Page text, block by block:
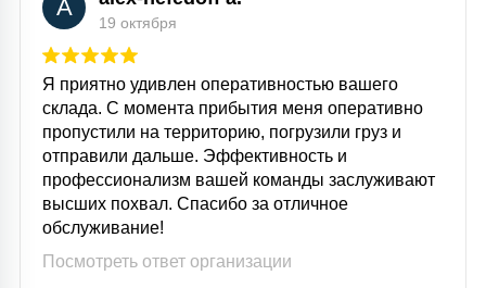
A
19 октября
Я приятно удивлен оперативностью вашего
склада. С момента прибытия меня оперативно
пропустили на территорию, погрузили груз и
отправили дальше. Эффективность и
профессионализм вашей команды заслуживают
высших похвал. Спасибо за отличное
обслуживание!
Посмотреть ответ организации